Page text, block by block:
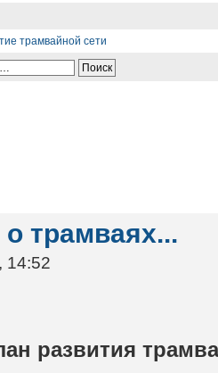
трамвайной сети
трамваях...
14:52
развития